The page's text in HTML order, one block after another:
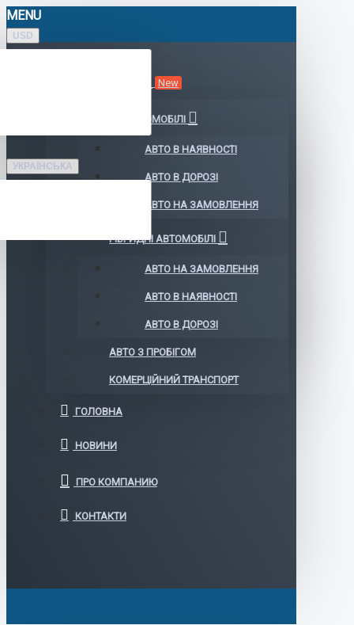
MENU
USD
УКРАЇНСЬКА
New
ЕЛЕКТРОМОБІЛІ
АВТО В НАЯВНОСТІ
АВТО В ДОРОЗІ
АВТО НА ЗАМОВЛЕННЯ
ГІБРИДНІ АВТОМОБІЛІ
АВТО НА ЗАМОВЛЕННЯ
АВТО В НАЯВНОСТІ
АВТО В ДОРОЗІ
АВТО З ПРОБІГОМ
КОМЕРЦІЙНИЙ ТРАНСПОРТ
ГОЛОВНА
НОВИНИ
ПРО КОМПАНИЮ
КОНТАКТИ